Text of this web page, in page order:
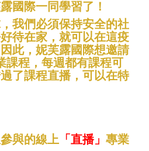
國際一同學習了！
我們必須保持安全的社
待在家，就可以在這疫
此，妮芙露國際想邀請
課程，每週都有課程可
了課程直播，可以在特
與的線上「直播」 專業